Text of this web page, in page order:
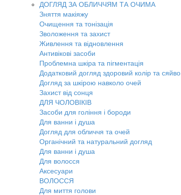
ДОГЛЯД ЗА ОБЛИЧЧЯМ ТА ОЧИМА
Зняття макіяжу
Очищення та тонізація
Зволоження та захист
Живлення та відновлення
Антивікові засоби
Проблемна шкіра та пігментація
Додатковий догляд здоровий колір та сяйво
Догляд за шкірою навколо очей
Захист від сонця
ДЛЯ ЧОЛОВІКІВ
Засоби для гоління і бороди
Для ванни і душа
Догляд для обличчя та очей
Органічний та натуральний догляд
Для ванни і душа
Для волосся
Аксесуари
ВОЛОССЯ
Для миття голови